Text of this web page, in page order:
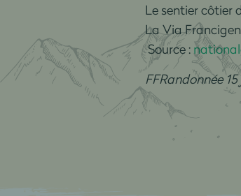
Le sentier côtier
La Via
Source :
FFRandonnée